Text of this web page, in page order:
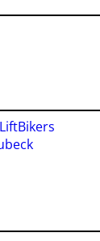
Bikers